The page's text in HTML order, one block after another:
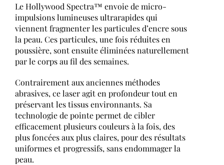
Le Hollywood Spectra™ envoie de micro-
impulsions lumineuses ultrarapides qui
viennent fragmenter les particules d’encre sous
la peau. Ces particules, une fois réduites en
poussière, sont ensuite éliminées naturellement
par le corps au fil des semaines.
Contrairement aux anciennes méthodes
abrasives, ce laser agit en profondeur tout en
préservant les tissus environnants. Sa
technologie de pointe permet de cibler
efficacement plusieurs couleurs à la fois, des
plus foncées aux plus claires, pour des résultats
uniformes et progressifs, sans endommager la
peau.